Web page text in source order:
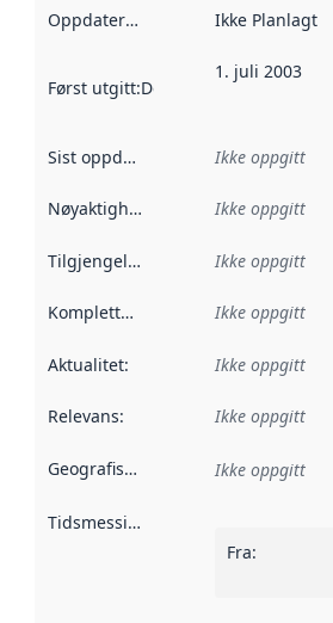
Oppdateringsfrekvens :
Ikke Planlagt
Først utgitt:Denne datoen sier når
1. juli 2003
Sist oppdatert Ikke oppgitt
Nøyaktighet Ikke oppgitt
Tilgjengelighet Ikke oppgitt
Kompletthet Ikke oppgitt
Aktualitet: Ikke oppgitt
Relevans: Ikke oppgitt
Geografisk avgrensning :
Ikke oppgitt
Tidsmessig avgrensning
Fra: